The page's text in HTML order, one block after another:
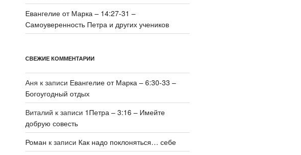
Евангелие от Марка – 14:27-31 –
Самоуверенность Петра и других учеников
СВЕЖИЕ КОММЕНТАРИИ
Аня к записи Евангелие от Марка – 6:30-33 –
Богоугодный отдых
Виталий к записи 1Петра – 3:16 – Имейте
добрую совесть
Роман к записи Как надо поклоняться… себе